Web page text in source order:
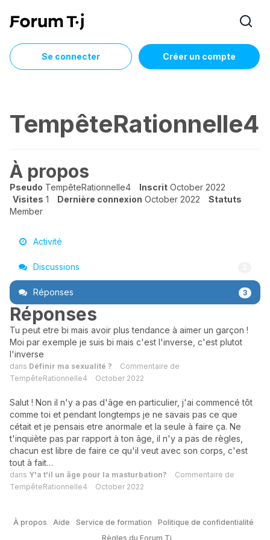
Se connecter Créer un compte
TempêteRationnelle4
À propos
Pseudo TempêteRationnelle4 Inscrit October 2022
Visites 1 Dernière connexion October 2022
Statuts
Member
Activité
Discussions
Réponses 3
Réponses
Tu peut etre bi mais avoir plus tendance à aimer un garçon !
Moi par exemple je suis bi mais c'est l'inverse, c'est plutot
l'inverse
dans Définir ma sexualité ?
Commentaire de
TempêteRationnelle4
October 2022
Salut ! Non il n'y a pas d'âge en particulier, j'ai commencé tôt
comme toi et pendant longtemps je ne savais pas ce que
cétait et je pensais etre anormale et la seule à faire ça. Ne
t'inquiète pas par rapport à ton âge, il n'y a pas de règles,
chacun est libre de faire ce qu'il veut avec son corps, c'est
tout à fait…
dans Y'a t'il un âge pour la masturbation?
Commentaire de
TempêteRationnelle4
October 2022
À propos Aide Service de formation
Politique de confidentialité
Règles du Forum Tj